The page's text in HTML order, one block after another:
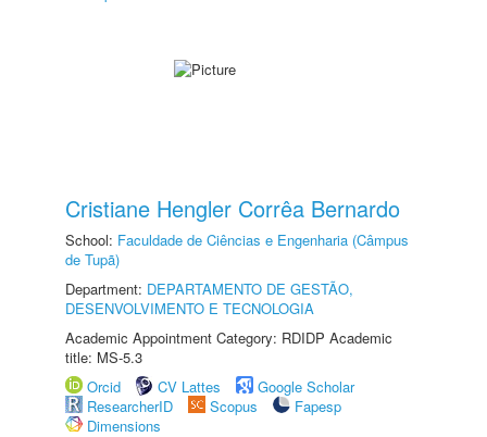
Cristiane Hengler Corrêa Bernardo
School: Faculdade de Ciências e Engenharia (Câmpus
de Tupã)
Department: DEPARTAMENTO DE GESTÃO,
DESENVOLVIMENTO E TECNOLOGIA
Academic Appointment Category: RDIDP Academic
title: MS-5.3
Orcid
CV Lattes
Google Scholar
ResearcherID
Scopus
Fapesp
Dimensions